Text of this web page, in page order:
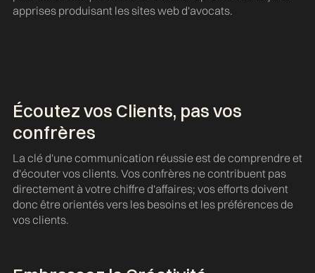
apprises produisant les sites web d'avocats.
Écoutez vos Clients, pas vos
confrères
La clé d'une communication réussie est de comprendre et
d'écouter vos clients. Vos confrères ne contribuent pas
directement à votre chiffre d'affaires; vos efforts doivent
donc être orientés vers les besoins et les préférences de
vos clients.